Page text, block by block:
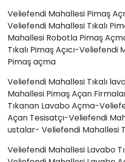
Veliefendi Mahallesi Pimaş
Veliefendi Mahallesi Tıkalı
Mahallesi Robotla Pimaş
Tıkalı Pimaş Açıcı-Veliefendi
Pimaş açma
Veliefendi Mahallesi Tıkalı
Mahallesi Pimaş Açan
Tıkanan Lavabo Açma-
Açan Tesisatçı-Veliefendi
ustalar- Veliefendi Mahallesi
Veliefendi Mahallesi Lavabo